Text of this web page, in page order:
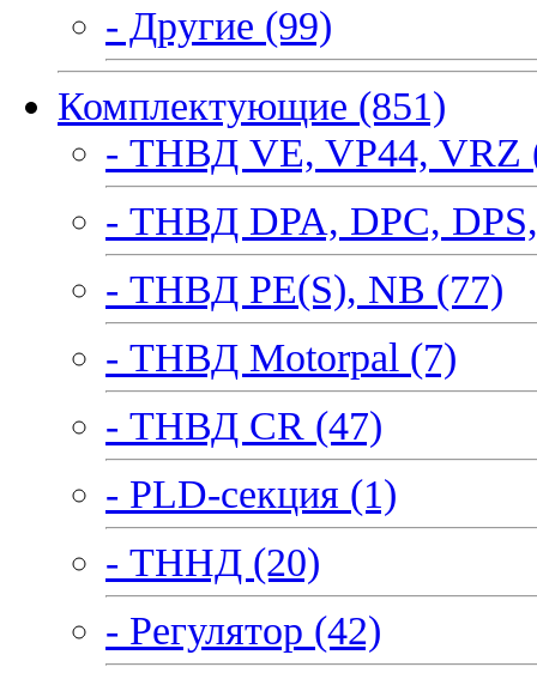
- Другие (99)
Комплектующие (851)
- ТНВД VE, VP44, VRZ
- ТНВД DPA, DPC,
- ТНВД PE(S), NB (77)
- ТНВД Motorpal (7)
- ТНВД CR (47)
- PLD-секция (1)
- ТННД (20)
- Регулятор (42)